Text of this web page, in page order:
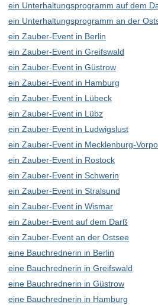
ein Unterhaltungsprogramm auf dem
ein Unterhaltungsprogramm an der
ein Zauber-Event in Berlin
ein Zauber-Event in Greifswald
ein Zauber-Event in Güstrow
ein Zauber-Event in Hamburg
ein Zauber-Event in Lübeck
ein Zauber-Event in Lübz
ein Zauber-Event in Ludwigslust
ein Zauber-Event in Mecklenburg-
ein Zauber-Event in Rostock
ein Zauber-Event in Schwerin
ein Zauber-Event in Stralsund
ein Zauber-Event in Wismar
ein Zauber-Event auf dem Darß
ein Zauber-Event an der Ostsee
eine Bauchrednerin in Berlin
eine Bauchrednerin in Greifswald
eine Bauchrednerin in Güstrow
eine Bauchrednerin in Hamburg